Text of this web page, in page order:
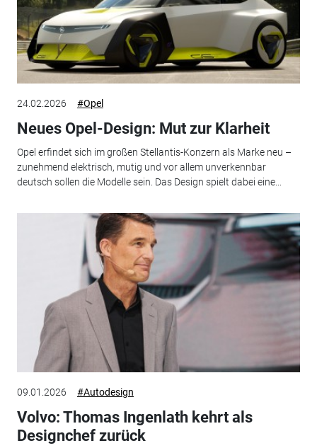
24.02.2026 #Opel
Neues Opel-Design: Mut zur Klarheit
Opel erfindet sich im großen Stellantis-Konzern als Marke neu –
zunehmend elektrisch, mutig und vor allem unverkennbar
deutsch sollen die Modelle sein. Das Design spielt dabei eine...
09.01.2026 #Autodesign
Volvo: Thomas Ingenlath kehrt als
Designchef zurück